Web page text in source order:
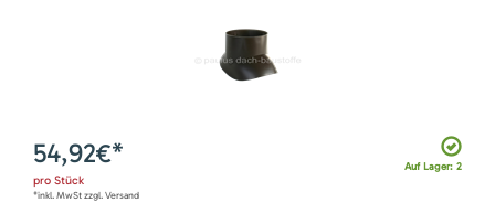
Auf Lager: 2
54,92€*
pro Stück
*inkl. MwSt zzgl. Versand